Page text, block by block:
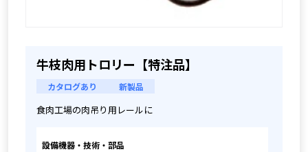
牛枝肉用トロリー【特注品】
カタログあり 新製品
食肉工場の肉吊り用レールに
設備機器・技術・部品